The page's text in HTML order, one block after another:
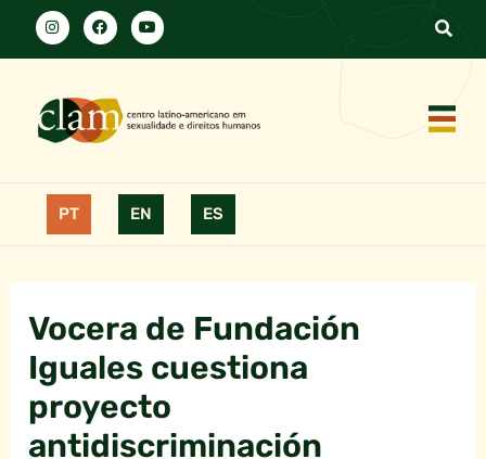
PT EN ES
Vocera de Fundación
Iguales cuestiona
proyecto
antidiscriminación